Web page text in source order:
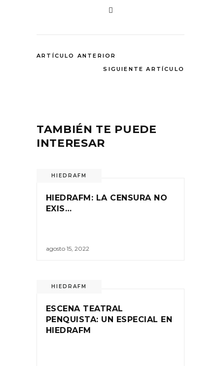
ARTÍCULO ANTERIOR
SIGUIENTE ARTÍCULO
TAMBIÉN TE PUEDE
INTERESAR
HIEDRAFM
HIEDRAFM: LA CENSURA NO
EXIS…
agosto 15, 2022
HIEDRAFM
ESCENA TEATRAL
PENQUISTA: UN ESPECIAL EN
HIEDRAFM